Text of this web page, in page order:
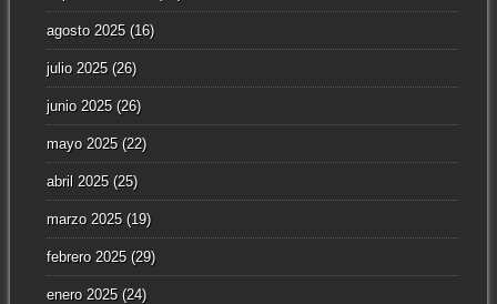
agosto 2025(16)
julio 2025(26)
junio 2025(26)
mayo 2025(22)
abril 2025(25)
marzo 2025(19)
febrero 2025(29)
enero 2025(24)